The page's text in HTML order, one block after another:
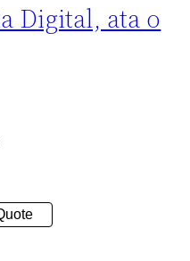
Digital, ata o